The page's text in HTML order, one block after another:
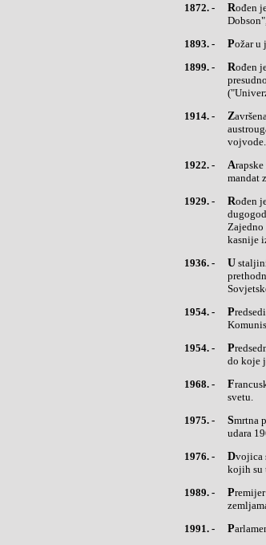
1872. -
Rođen je engleski pisac i karikaturista Maks Birbum (Max Beerbohm), majstor satire i ironije ("Zulejka
1893. -
Požar
1899. -
Rođen je argentinski pisac Horhe Luis Borhes (Jorge, Borges), jedan od najvećih pisaca 20. veka, koji je
1914. -
Završena je Cerska bitka u kojoj je srpska vojska pod komandom Stepe Stepanovića potukla
vojvode.
1922. -
Arapske zemlje su na sastanku u Nablusu odbacile odluku Društva naroda da Velikoj Britaniji poveri
mandat
1929. -
Rođen je vođa Palestinske oslobodilačke organizacije (PLO) Jaser Arafat (Yasser), koji se posle
Zajedno
kasnije
1936. -
U staljinističkim čistkama streljan je ruski revolucionar Lav Borisovič Rozenfeld (Kamenjev), pošto je
1954. -
Predsedik SAD Dvajt Ajzenhauer (Dwight Eisenhonjer) potpisao je akt o stavljanju van zakona američke
1954. -
Predsednik Brazila Žetulio Vargas (Getulio) izvršio je samoubistvo tokom teške političke krize u zemlji,
do koje
1968. -
Francuska je izvela prvu probu hidrogenske bombe u južnom Pacifiku i postala peta nuklearna sila u
svetu.
1975. -
Smrtna presuda šefu grčke vojne hunte Georgiosu Papadopulosu (Papadopoulos) i još dvojici vođa vojnog
udara
1976. -
Dvojica sovjetskih kosmonauta su se spustila na Zemlju posle 48 dana provedenih u njenoj orbiti, tokom
kojih su
1989. -
Premijer Poljske postao je Tadeuš Mazovjecki (Tadeusz Mazovnjiecki), prvi nekomunistički premijer u
1991. -